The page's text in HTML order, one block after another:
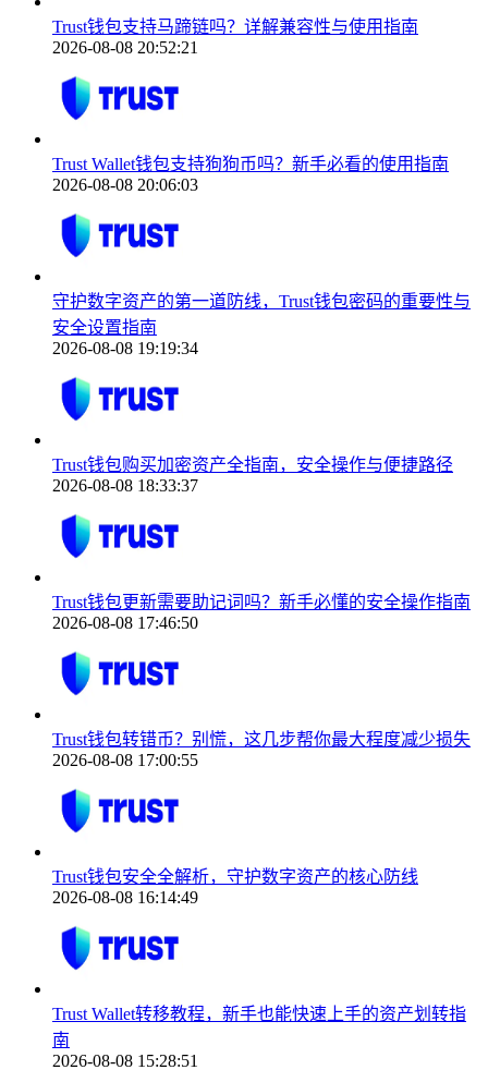
Trust钱包支持马蹄链吗？详解兼容性与使用指南
2026-08-08 20:52:21
Trust Wallet钱包支持狗狗币吗？新手必看的使用指南
2026-08-08 20:06:03
守护数字资产的第一道防线，Trust钱包密码的重要性与
安全设置指南
2026-08-08 19:19:34
Trust钱包购买加密资产全指南，安全操作与便捷路径
2026-08-08 18:33:37
Trust钱包更新需要助记词吗？新手必懂的安全操作指南
2026-08-08 17:46:50
Trust钱包转错币？别慌，这几步帮你最大程度减少损失
2026-08-08 17:00:55
Trust钱包安全全解析，守护数字资产的核心防线
2026-08-08 16:14:49
Trust Wallet转移教程，新手也能快速上手的资产划转指
南
2026-08-08 15:28:51